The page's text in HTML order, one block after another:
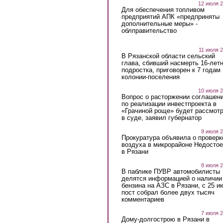
12 июля
Для обеспечения топливом
предприятий АПК «предприняты
дополнительные меры» -
облправительство
11 июля
В Рязанской области сельский
глава, сбивший насмерть 16-
подростка, приговорен к 7 годам
колонии-поселения
10 июля
Вопрос о расторжении
по реализации инвестпроекта в
«Грачиной роще» будет
в суде, заявил губернатор
9 июля
Прокуратура объявила о
воздуха в микрорайоне
в Рязани
8 июля
В паблике ПУВР автомобилисты
делятся информацией о наличии
бензина на АЗС в Рязани, с 25
пост собрал более двух тысяч
комментариев
7 июля
Дому-долгострою в Рязани в